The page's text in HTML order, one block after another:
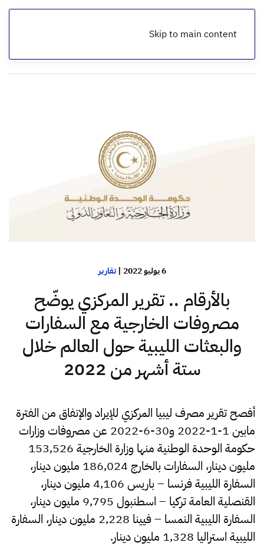
Skip to main content
الرئيسية
6 يوليو 2022 |تقارير
بالأرقام .. تقرير المركزي يوضّح
مصروفات الخارجية مع السفارات
والبعثات الليبية حول العالم خلال
ستة أشهر من 2022
أفصح تقرير مصرف ليبيا المركزي للإيراد والإنفاق من الفترة
مابين 1-1-2022 و30-6-2022 عن مصروفات وزارات
حكومة الوحدة الوطنية منها وزارة الخارجية 153,526
مليون دينار، السفارات بالخارج 186,024 مليون دينار،
السفارة الليبية فرنسا – باريس 4,106 مليون دينار،
القنصلية العامة تركيا – اسطنبول 9,795 مليون دينار،
السفارة الليبية النمسا – فيينا 2,228 مليون دينار، السفارة
الليبية استراليا 1,328 مليون دينار.